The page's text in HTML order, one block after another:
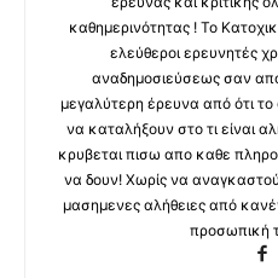
καθημερινότητας ! Το
ελεύθεροι ερευνητές
αναδημοσιεύσεως σαν
μεγαλύτερη έρευνα από ότι
να καταλήξουν στο τι είναι
κρυβεται πισω απο καθε
να δουν! Χωρίς να
μασημενες αλήθειες από
προσωπική